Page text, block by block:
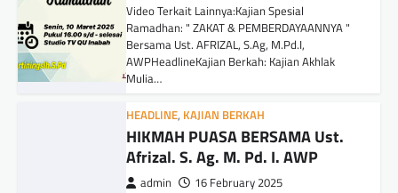
Video Terkait Lainnya:Kajian Spesial
Ramadhan: " ZAKAT & PEMBERDAYAANNYA "
Bersama Ust. AFRIZAL, S.Ag, M.Pd.I,
AWPHeadlineKajian Berkah: Kajian Akhlak
Mulia…
HEADLINE, KAJIAN BERKAH
HIKMAH PUASA BERSAMA Ust.
Afrizal. S. Ag. M. Pd. I. AWP
admin 16 February 2025